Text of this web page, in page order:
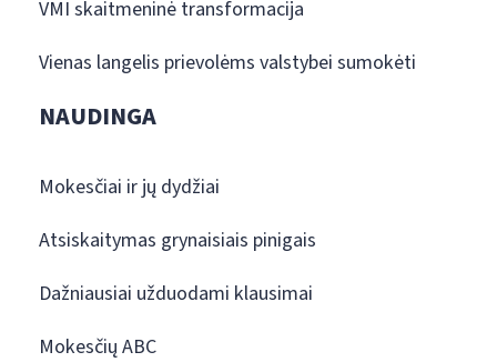
VMI skaitmeninė transformacija
Vienas langelis prievolėms valstybei sumokėti
NAUDINGA
Mokesčiai ir jų dydžiai
Atsiskaitymas grynaisiais pinigais
Dažniausiai užduodami klausimai
Mokesčių ABC